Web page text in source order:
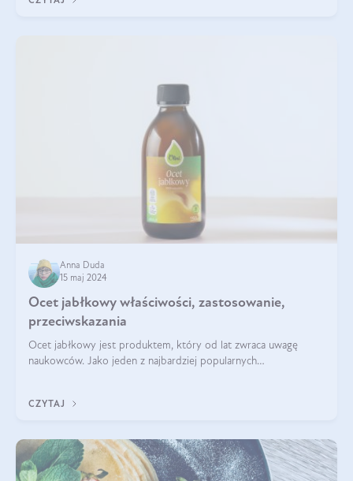
Anna Duda
15 maj 2024
Ocet jabłkowy właściwości, zastosowanie,
przeciwskazania
Ocet jabłkowy jest produktem, który od lat zwraca uwagę
naukowców. Jako jeden z najbardziej popularnych
CZYTAJ